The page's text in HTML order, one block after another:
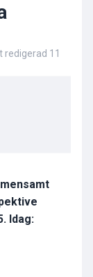
redigerad 11
Idag: